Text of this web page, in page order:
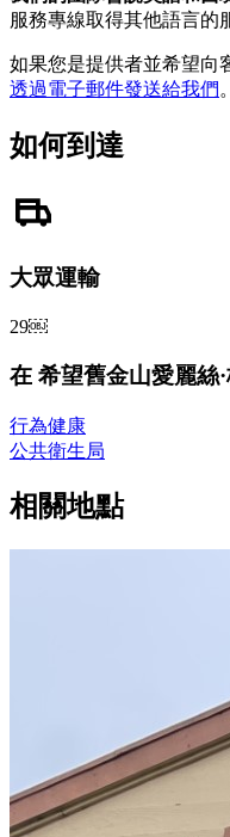
服務專線取得其他語言的
如果您是提供者並希望向
透過電子郵件發送給我們
如何到達
大眾運輸
29￼
在 希望舊金山愛麗絲
行為健康
公共衛生局
相關地點